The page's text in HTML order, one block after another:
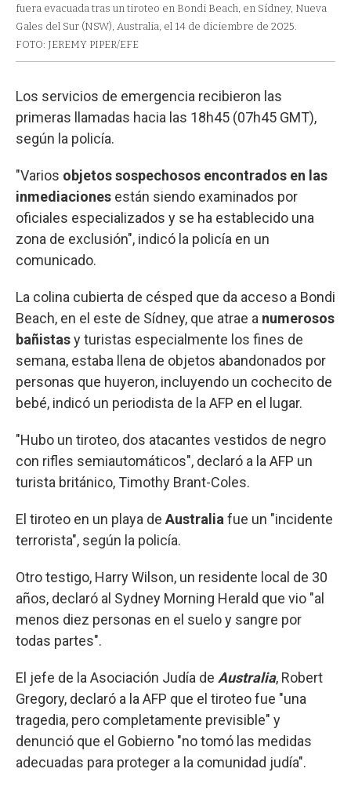
fuera evacuada tras un tiroteo en Bondi Beach, en Sídney, Nueva
Gales del Sur (NSW), Australia, el 14 de diciembre de 2025.
FOTO: JEREMY PIPER/EFE
Los servicios de emergencia recibieron las
primeras llamadas hacia las 18h45 (07h45 GMT),
según la policía.
"Varios objetos sospechosos encontrados en las
inmediaciones están siendo examinados por
oficiales especializados y se ha establecido una
zona de exclusión", indicó la policía en un
comunicado.
La colina cubierta de césped que da acceso a Bondi
Beach, en el este de Sídney, que atrae a numerosos
bañistasy turistas especialmente los fines de
semana, estaba llena de objetos abandonados por
personas que huyeron, incluyendo un cochecito de
bebé, indicó un periodista de la AFP en el lugar.
"Hubo un tiroteo, dos atacantes vestidos de negro
con rifles semiautomáticos", declaró a la AFP un
turista británico, Timothy Brant-Coles.
El tiroteo en un playa de Australia fue un "incidente
terrorista", según la policía.
Otro testigo, Harry Wilson, un residente local de 30
años, declaró al Sydney Morning Herald que vio "al
menos diez personas en el suelo y sangre por
todas partes".
El jefe de la Asociación Judía de Australia, Robert
Gregory, declaró a la AFP que el tiroteo fue "una
tragedia, pero completamente previsible" y
denunció que el Gobierno "no tomó las medidas
adecuadas para proteger a la comunidad judía".